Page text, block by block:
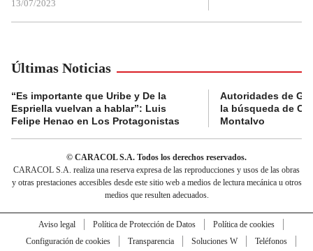
13/07/2023
Últimas Noticias
“Es importante que Uribe y De la
Espriella vuelvan a hablar”: Luis
Felipe Henao en Los Protagonistas
Autoridades de
la búsqueda de
Montalvo
© CARACOL S.A. Todos los derechos reservados.
CARACOL S.A. realiza una reserva expresa de las reproducciones y usos de las obras
y otras prestaciones accesibles desde este sitio web a medios de lectura mecánica u otros
medios que resulten adecuados.
Aviso legal Política de Protección de Datos
Política de cookies
Configuración de cookies
Transparencia Soluciones W
Teléfonos